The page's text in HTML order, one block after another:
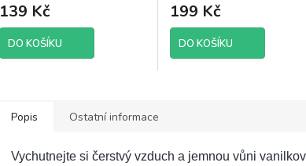
139 Kč
DO KOŠÍKU
199 Kč
DO KOŠÍKU
Popis Ostatní informace
Vychutnejte si čerstvý vzduch a jemnou vůni